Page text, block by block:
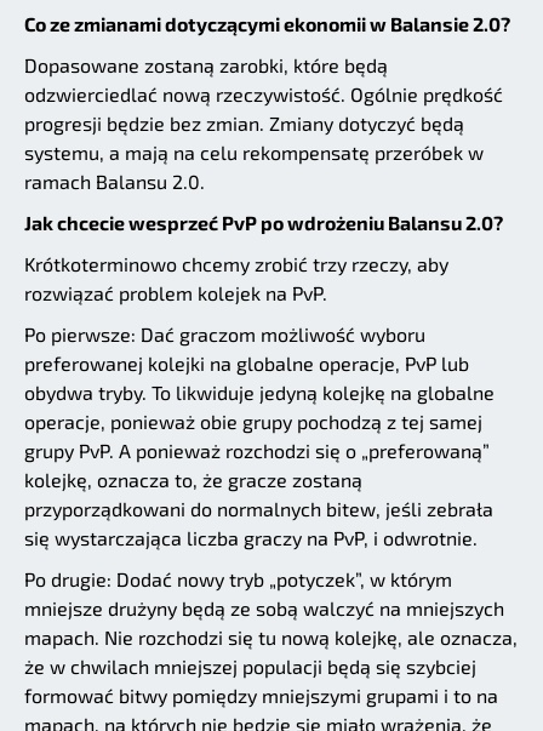
Co ze zmianami dotyczącymi ekonomii w Balansie 2.0?
Dopasowane zostaną zarobki, które będą
odzwierciedlać nową rzeczywistość. Ogólnie prędkość
progresji będzie bez zmian. Zmiany dotyczyć będą
systemu, a mają na celu rekompensatę przeróbek w
ramach Balansu 2.0.
Jak chcecie wesprzeć PvP po wdrożeniu Balansu 2.0?
Krótkoterminowo chcemy zrobić trzy rzeczy, aby
rozwiązać problem kolejek na PvP.
Po pierwsze: Dać graczom możliwość wyboru
preferowanej kolejki na globalne operacje, PvP lub
obydwa tryby. To likwiduje jedyną kolejkę na globalne
operacje, ponieważ obie grupy pochodzą z tej samej
grupy PvP. A ponieważ rozchodzi się o „preferowaną”
kolejkę, oznacza to, że gracze zostaną
przyporządkowani do normalnych bitew, jeśli zebrała
się wystarczająca liczba graczy na PvP, i odwrotnie.
Po drugie: Dodać nowy tryb „potyczek”, w którym
mniejsze drużyny będą ze sobą walczyć na mniejszych
mapach. Nie rozchodzi się tu nową kolejkę, ale oznacza,
że w chwilach mniejszej populacji będą się szybciej
formować bitwy pomiędzy mniejszymi grupami i to na
mapach, na których nie będzie się miało wrażenia, że